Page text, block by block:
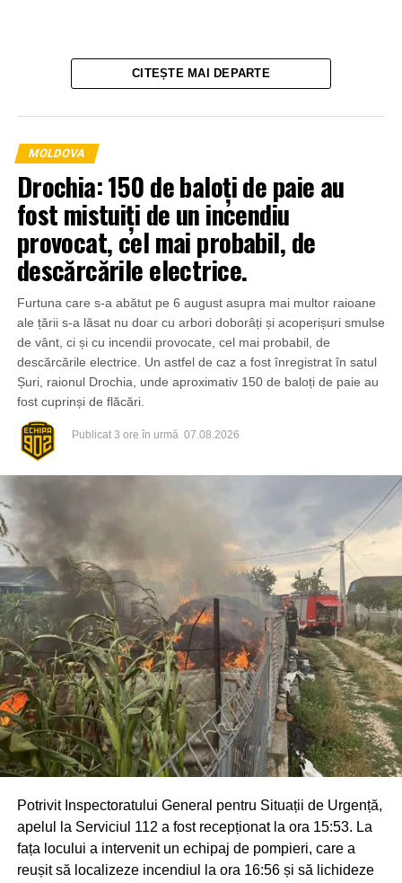
CITEȘTE MAI DEPARTE
MOLDOVA
Drochia: 150 de baloți de paie au
fost mistuiți de un incendiu
provocat, cel mai probabil, de
descărcările electrice.
Furtuna care s-a abătut pe 6 august asupra mai multor raioane
ale țării s-a lăsat nu doar cu arbori doborâți și acoperișuri smulse
de vânt, ci și cu incendii provocate, cel mai probabil, de
descărcările electrice. Un astfel de caz a fost înregistrat în satul
Șuri, raionul Drochia, unde aproximativ 150 de baloți de paie au
fost cuprinși de flăcări.
Publicat 3 ore în urmă 07.08.2026
Potrivit Inspectoratului General pentru Situații de Urgență,
apelul la Serviciul 112 a fost recepționat la ora 15:53. La
fața locului a intervenit un echipaj de pompieri, care a
reușit să localizeze incendiul la ora 16:56 și să lichideze